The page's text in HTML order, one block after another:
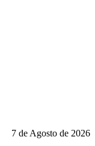
7 de Agosto de 2026